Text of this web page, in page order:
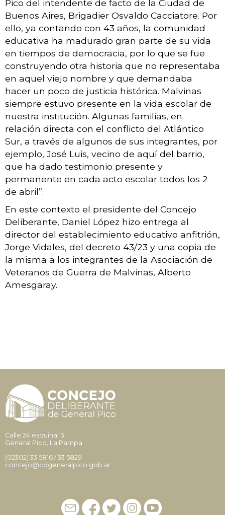
Pico del intendente de facto de la Ciudad de
Buenos Aires, Brigadier Osvaldo Cacciatore. Por
ello, ya contando con 43 años, la comunidad
educativa ha madurado gran parte de su vida
en tiempos de democracia, por lo que se fue
construyendo otra historia que no representaba
en aquel viejo nombre y que demandaba
hacer un poco de justicia histórica. Malvinas
siempre estuvo presente en la vida escolar de
nuestra institución. Algunas familias, en
relación directa con el conflicto del Atlántico
Sur, a través de algunos de sus integrantes, por
ejemplo, José Luis, vecino de aquí del barrio,
que ha dado testimonio presente y
permanente en cada acto escolar todos los 2
de abril”.
En este contexto el presidente del Concejo
Deliberante, Daniel López hizo entrega al
director del establecimiento educativo anfitrión,
Jorge Vidales, del decreto 43/23 y una copia de
la misma a los integrantes de la Asociación de
Veteranos de Guerra de Malvinas, Alberto
Amesgaray.
Calle 24 esquina 13
General Pico, La Pampa
(02302) 33 5816 /33 5829
concejo@cdgeneralpico.gob.ar